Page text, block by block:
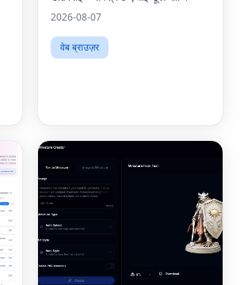
2026-08-07
वेब ब्राउज़र